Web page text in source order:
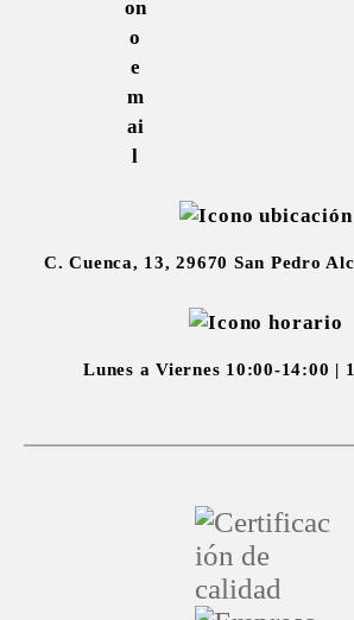
C. Cuenca, 13, 29670 San Pedro
Lunes a Viernes 10:00-14:00 |